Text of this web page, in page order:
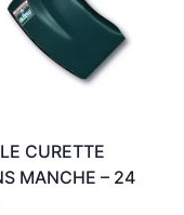
CURETTE
MANCHE – 24